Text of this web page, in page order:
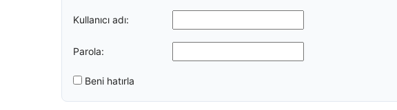
Kullanıcı adı:
Parola:
Beni hatırla